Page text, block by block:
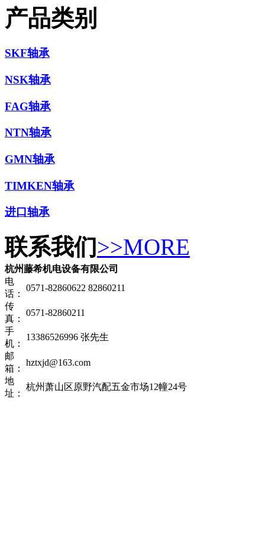
产品类别
SKF轴承
NSK轴承
FAG轴承
NTN轴承
GMN轴承
TIMKEN轴承
进口轴承
联系我们>>MORE
杭州藤希机电设备有限公司
电
话：
0571-82860622 82860211
传
真：
0571-82860211
手
机：
13386526996 张先生
邮
箱：
hztxjd@163.com
地
址：
杭州萧山区原野汽配五金市场12幢24号